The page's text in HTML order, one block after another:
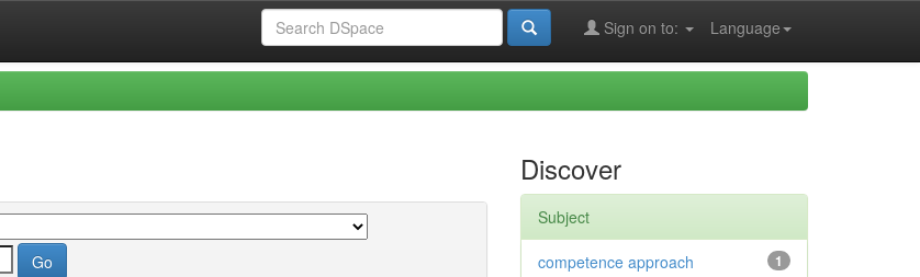
Language
Sign on to:
Discover
Subject
1
competence approach